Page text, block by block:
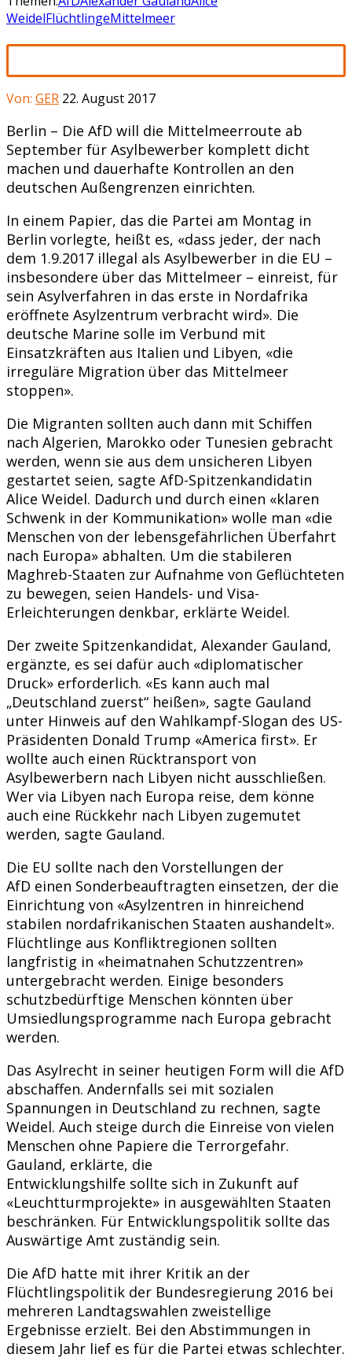
WeidelFlüchtlingeMittelmeer
Von: GER 22. August 2017
Berlin – Die AfD will die Mittelmeerroute ab
September für Asylbewerber komplett dicht
machen und dauerhafte Kontrollen an den
deutschen Außengrenzen einrichten.
In einem Papier, das die Partei am Montag in
Berlin vorlegte, heißt es, «dass jeder, der nach
dem 1.9.2017 illegal als Asylbewerber in die EU –
insbesondere über das Mittelmeer – einreist, für
sein Asylverfahren in das erste in Nordafrika
eröffnete Asylzentrum verbracht wird». Die
deutsche Marine solle im Verbund mit
Einsatzkräften aus Italien und Libyen, «die
irreguläre Migration über das Mittelmeer
stoppen».
Die Migranten sollten auch dann mit Schiffen
nach Algerien, Marokko oder Tunesien gebracht
werden, wenn sie aus dem unsicheren Libyen
gestartet seien, sagte AfD-Spitzenkandidatin
Alice Weidel. Dadurch und durch einen «klaren
Schwenk in der Kommunikation» wolle man «die
Menschen von der lebensgefährlichen Überfahrt
nach Europa» abhalten. Um die stabileren
Maghreb-Staaten zur Aufnahme von Geflüchteten
zu bewegen, seien Handels- und Visa-
Erleichterungen denkbar, erklärte Weidel.
Der zweite Spitzenkandidat, Alexander Gauland,
ergänzte, es sei dafür auch «diplomatischer
Druck» erforderlich. «Es kann auch mal
„Deutschland zuerst“ heißen», sagte Gauland
unter Hinweis auf den Wahlkampf-Slogan des US-
Präsidenten Donald Trump «America first». Er
wollte auch einen Rücktransport von
Asylbewerbern nach Libyen nicht ausschließen.
Wer via Libyen nach Europa reise, dem könne
auch eine Rückkehr nach Libyen zugemutet
werden, sagte Gauland.
Die EU sollte nach den Vorstellungen der
AfD einen Sonderbeauftragten einsetzen, der die
Einrichtung von «Asylzentren in hinreichend
stabilen nordafrikanischen Staaten aushandelt».
Flüchtlinge aus Konfliktregionen sollten
langfristig in «heimatnahen Schutzzentren»
untergebracht werden. Einige besonders
schutzbedürftige Menschen könnten über
Umsiedlungsprogramme nach Europa gebracht
werden.
Das Asylrecht in seiner heutigen Form will die AfD
abschaffen. Andernfalls sei mit sozialen
Spannungen in Deutschland zu rechnen, sagte
Weidel. Auch steige durch die Einreise von vielen
Menschen ohne Papiere die Terrorgefahr.
Gauland, erklärte, die
Entwicklungshilfe sollte sich in Zukunft auf
«Leuchtturmprojekte» in ausgewählten Staaten
beschränken. Für Entwicklungspolitik sollte das
Auswärtige Amt zuständig sein.
Die AfD hatte mit ihrer Kritik an der
Flüchtlingspolitik der Bundesregierung 2016 bei
mehreren Landtagswahlen zweistellige
Ergebnisse erzielt. Bei den Abstimmungen in
diesem Jahr lief es für die Partei etwas schlechter.